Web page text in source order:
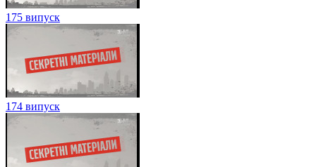
175 випуск
174 випуск